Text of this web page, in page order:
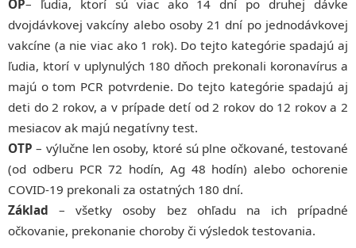
OP– ľudia, ktorí sú viac ako 14 dní po druhej dávke
dvojdávkovej vakcíny alebo osoby 21 dní po jednodávkovej
vakcíne (a nie viac ako 1 rok). Do tejto kategórie spadajú aj
ľudia, ktorí v uplynulých 180 dňoch prekonali koronavírus a
majú o tom PCR potvrdenie. Do tejto kategórie spadajú aj
deti do 2 rokov, a v prípade detí od 2 rokov do 12 rokov a 2
mesiacov ak majú negatívny test.
OTP – výlučne len osoby, ktoré sú plne očkované, testované
(od odberu PCR 72 hodín, Ag 48 hodín) alebo ochorenie
COVID-19 prekonali za ostatných 180 dní.
Základ – všetky osoby bez ohľadu na ich prípadné
očkovanie, prekonanie choroby či výsledok testovania.